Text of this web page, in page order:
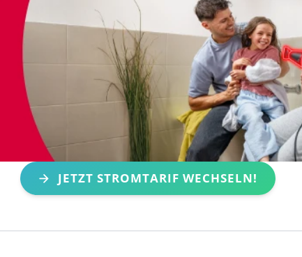
JETZT STROMTARIF WECHSELN!